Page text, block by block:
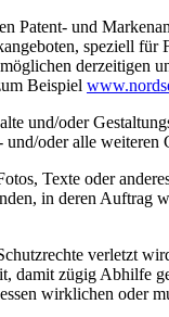
Patent- und
speziell
derzeitigen
Beispiel
und/oder
oder alle weiteren
Texte oder
in deren Auftrag
verletzt
damit zügig Abhilfe
wirklichen oder